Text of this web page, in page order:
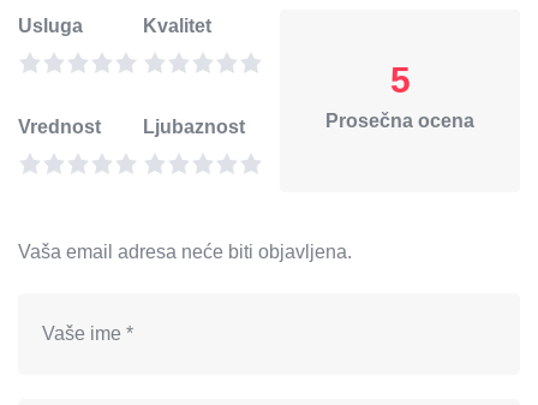
Usluga Kvalitet
Vrednost Ljubaznost
5
Prosečna ocena
Vaša email adresa neće biti objavljena.